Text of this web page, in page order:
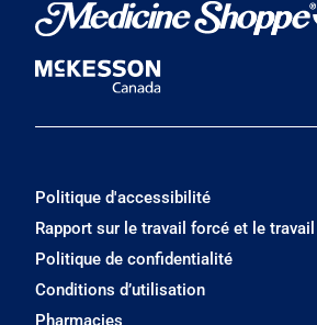
Politique d'accessibilité
Rapport sur le travail forcé et le
Politique de confidentialité
Conditions d’utilisation
Pharmacies